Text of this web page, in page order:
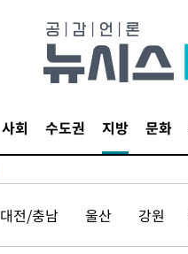
사회 수도권 지방 문화
대전/충남 울산 강원